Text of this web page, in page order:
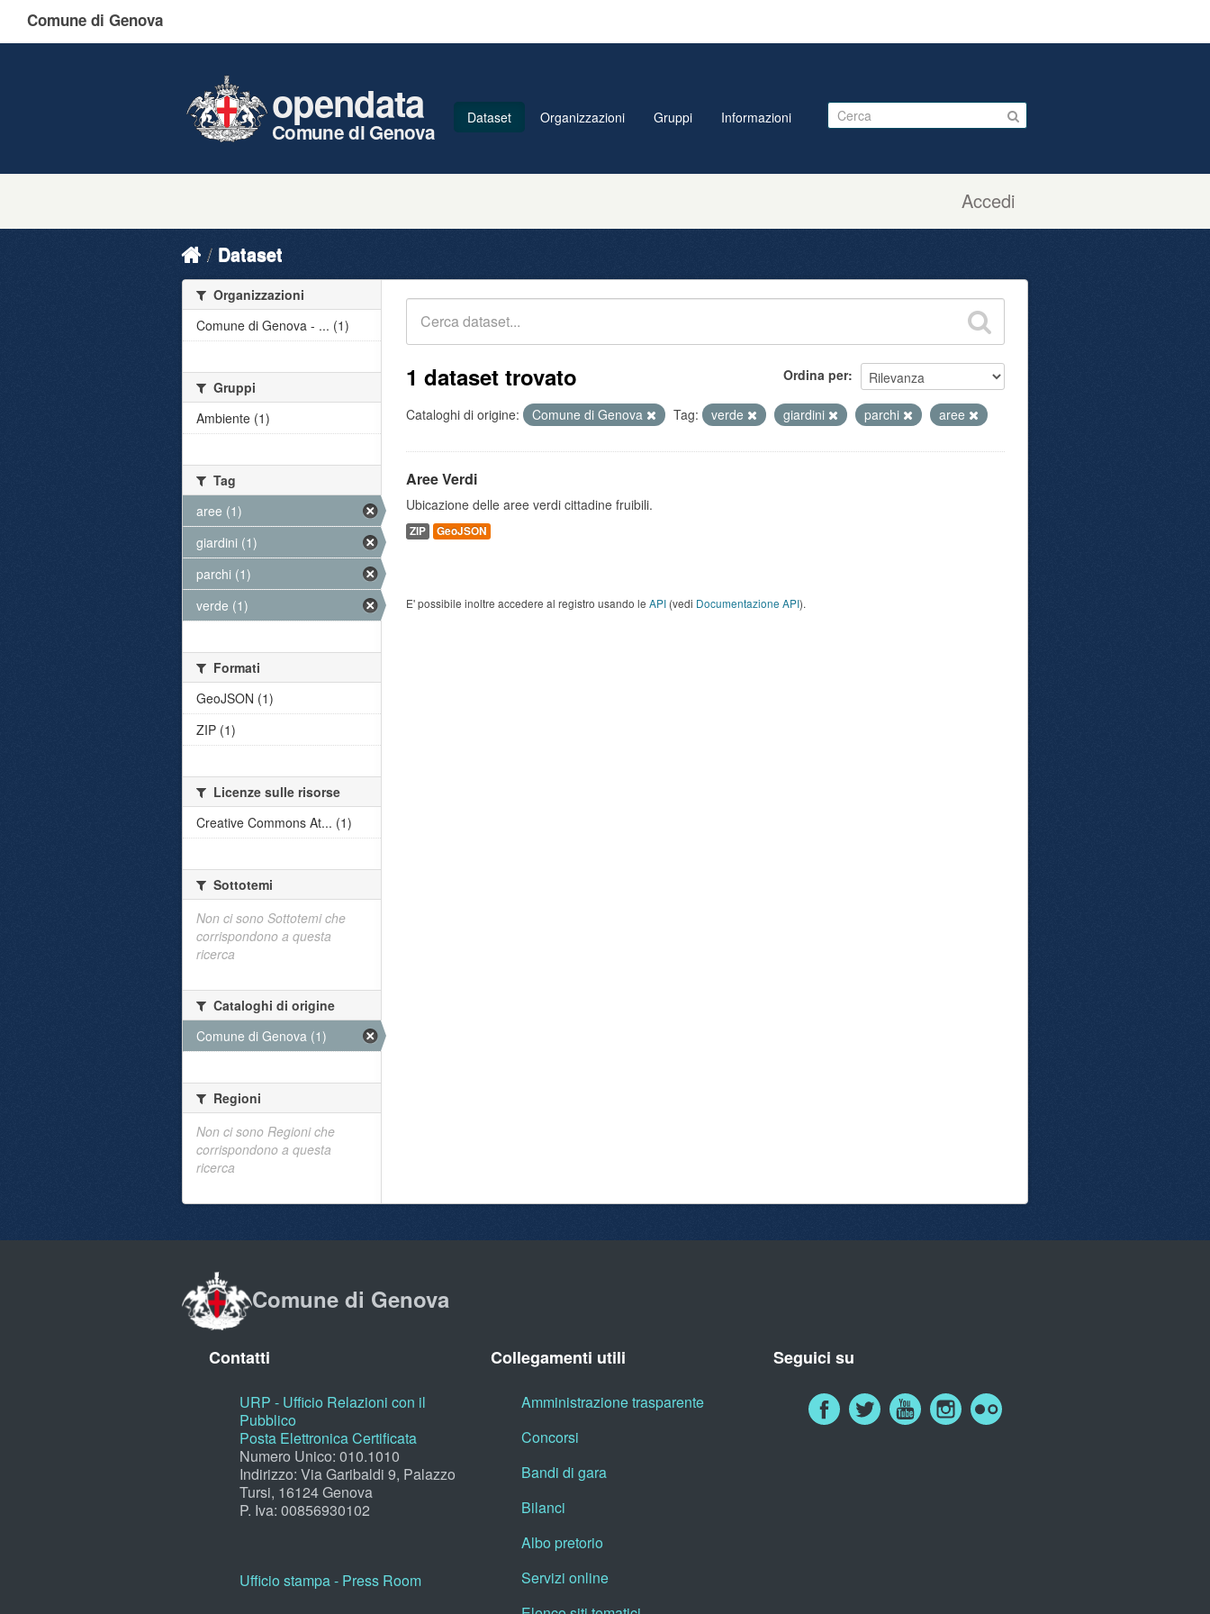
Comune di Genova
Accedi
opendata
Comune di Genova
Dataset Organizzazioni Gruppi Informazioni
Dataset
Ordina per
1 dataset trovato
Cataloghi di origine: Comune di Genova Tag: verde giardini parchi aree
Aree Verdi
Ubicazione delle aree verdi cittadine fruibili.
ZIP GeoJSON
E' possibile inoltre accedere al registro usando le API (vedi Documentazione API).
Organizzazioni
Comune di Genova - ... (1)
Gruppi
Ambiente (1)
Tag
aree (1)
giardini (1)
parchi (1)
verde (1)
Formati
GeoJSON (1)
ZIP (1)
Licenze sulle risorse
Creative Commons At... (1)
Sottotemi
Non ci sono Sottotemi che
corrispondono a questa
ricerca
Cataloghi di origine
Comune di Genova (1)
Regioni
Non ci sono Regioni che
corrispondono a questa
ricerca
Comune di Genova
Contatti
URP - Ufficio Relazioni con il
Pubblico
Posta Elettronica Certificata
Numero Unico: 010.1010
Indirizzo: Via Garibaldi 9, Palazzo
Tursi, 16124 Genova
P. Iva: 00856930102
Ufficio stampa - Press Room
Collegamenti utili
Amministrazione trasparente
Concorsi
Bandi di gara
Bilanci
Albo pretorio
Servizi online
Seguici su